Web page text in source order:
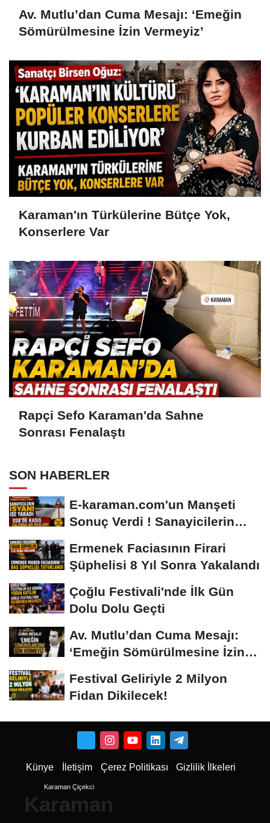
Av. Mutlu’dan Cuma Mesajı: ‘Emeğin
Sömürülmesine İzin Vermeyiz’
Karaman'ın Türkülerine Bütçe Yok,
Konserlere Var
Rapçi Sefo Karaman'da Sahne
Sonrası Fenalaştı
SON HABERLER
E-karaman.com'un Manşeti
Sonuç Verdi ! Sanayicilerin
Ermenek Faciasının Firari
Şüphelisi 8 Yıl Sonra Yakalandı
Çoğlu Festivali'nde İlk Gün
Dolu Dolu Geçti
Av. Mutlu’dan Cuma Mesajı:
‘Emeğin Sömürülmesine İzin
Festival Geliriyle 2 Milyon
Fidan Dikilecek!
Künye İletişim Çerez Politikası Gizlilik İlkeleri
Karaman Çiçekci
Karaman